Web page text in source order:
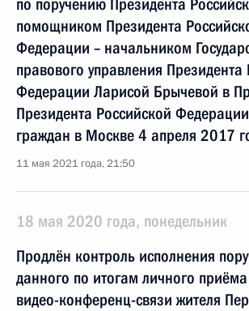
по поручению Президента
помощником Президента
Федерации – начальником
правового управления Президента
Федерации Ларисой Брычевой в
Президента Российской
граждан в Москве 4 апреля 2017
11 мая 2021 года, 21:50
18 мая 2020 года, понедельник
Продлён контроль исполнения
данного по итогам личного
видео-конференц-связи жителя